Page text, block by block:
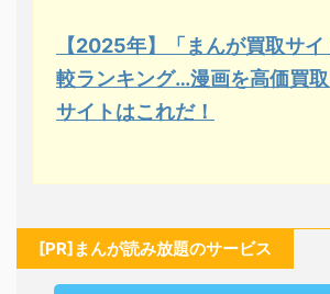
【2025年】「まんが買取サ
較ランキング…漫画を高価買
サイトはこれだ！
[PR]まんが読み放題のサービス